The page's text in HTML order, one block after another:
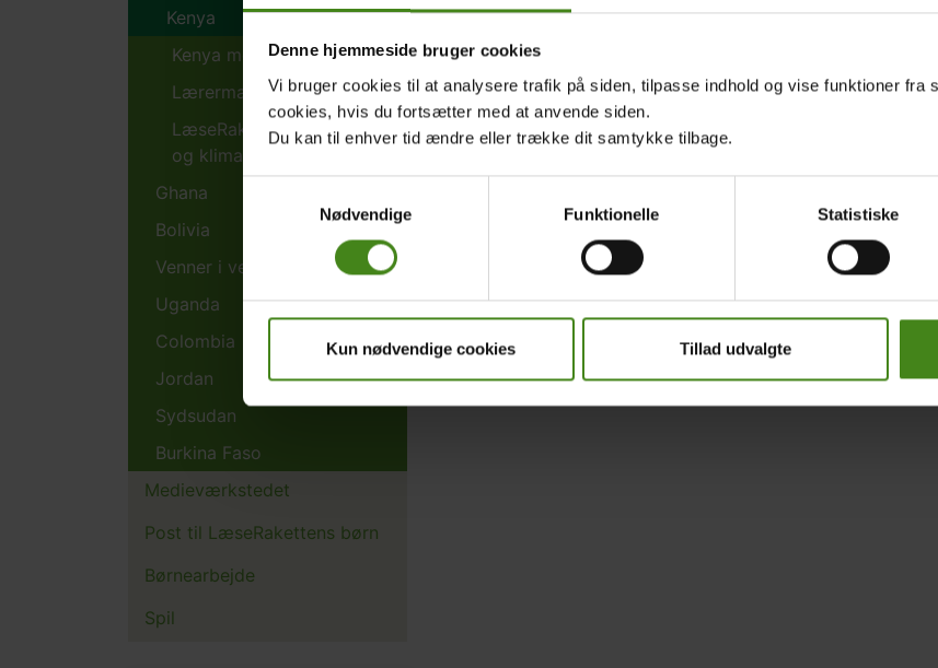
Denne hjemmeside bruger cookies
Vi bruger cookies til at analysere trafik på siden, tilpasse indhold og vise funktioner fra
cookies, hvis du fortsætter med at anvende siden.
Du kan til enhver tid ændre eller trække dit samtykke tilbage.
Nødvendige
Funktionelle Statistiske
Kun nødvendige cookies Tillad udvalgte
Kenya
Kenya med alle sanser
Lærermaterialer 2024
LæseRaketten - mad, vand
og klima i Kenya
Ghana
Bolivia
Venner i verden
Uganda
Colombia
Jordan
Sydsudan
Burkina Faso
Medieværkstedet
Post til LæseRakettens børn
Børnearbejde
Spil